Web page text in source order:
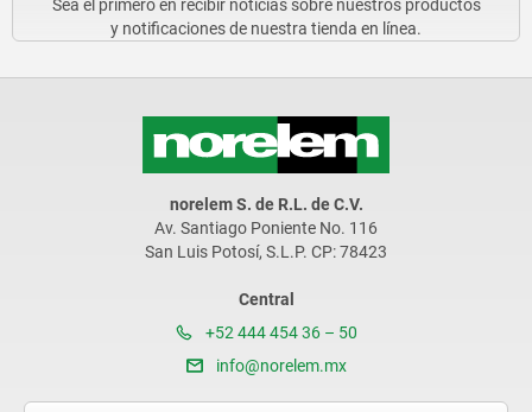
Sea el primero en recibir noticias sobre nuestros productos
y notificaciones de nuestra tienda en línea.
norelem S. de R.L. de C.V.
Av. Santiago Poniente No. 116
San Luis Potosí, S.L.P. CP: 78423
Central
+52 444 454 36 – 50
info@norelem.mx